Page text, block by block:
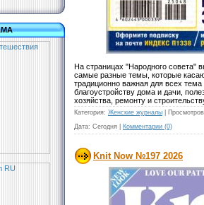
На страницах "Народного совета"
самые разные темы, которые
традиционно важная для всех
благоустройству дома и дачи,
хозяйства, ремонту и
Категория: Женские журналы
Дата: Сегодня Комментарии (0)
Knit Now №197 2026